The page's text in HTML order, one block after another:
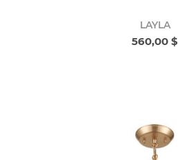
LAYLA
560,00 $